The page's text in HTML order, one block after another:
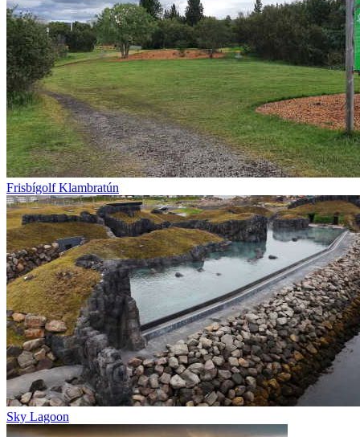
Frisbígolf Klambratún
Sky Lagoon